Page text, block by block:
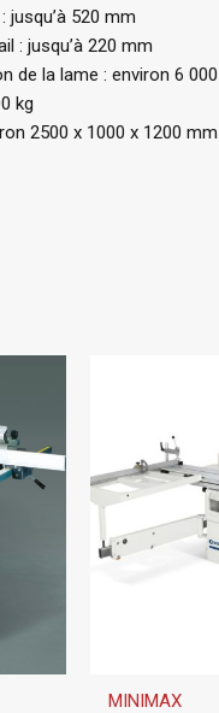
jusqu’à 520 mm
: jusqu’à 220 mm
de la lame : environ 6
kg
2500 x 1000 x 1200 mm